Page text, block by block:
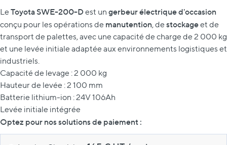
Le Toyota SWE-200-Dest un gerbeur électrique d'occasion
conçu pour les opérations de manutention, de stockageet de
transport de palettes, avec une capacité de charge de 2 000 kg
et une levée initiale adaptée aux environnements logistiques et
industriels.
Capacité de levage : 2 000 kg
Hauteur de levée : 2 100 mm
Batterie lithium-ion : 24V 106Ah
Levée initiale intégrée
Optez pour nos solutions de paiement :